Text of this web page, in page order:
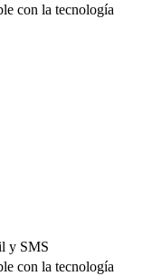
con la tecnología
y SMS
con la tecnología